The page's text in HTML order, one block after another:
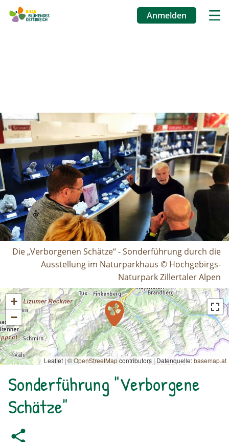
Anmelden
Die „Verborgenen Schätze“ - Sonderführung durch die
Ausstellung im Naturparkhaus © Hochgebirgs-
Naturpark Zillertaler Alpen
+
−
Leaflet | ©OpenStreetMapcontributors | Datenquelle:basemap.at
Sonderführung "Verborgene
Schätze"